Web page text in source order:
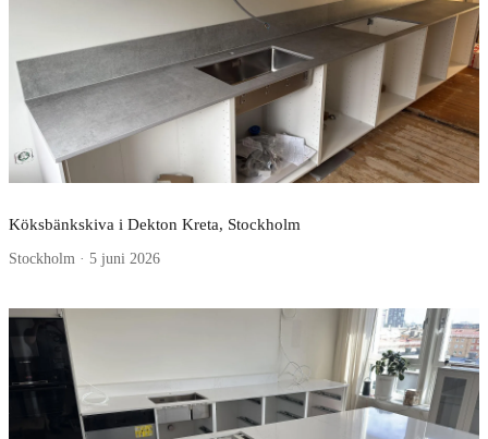
Köksbänkskiva i Dekton Kreta, Stockholm
Stockholm · 5 juni 2026